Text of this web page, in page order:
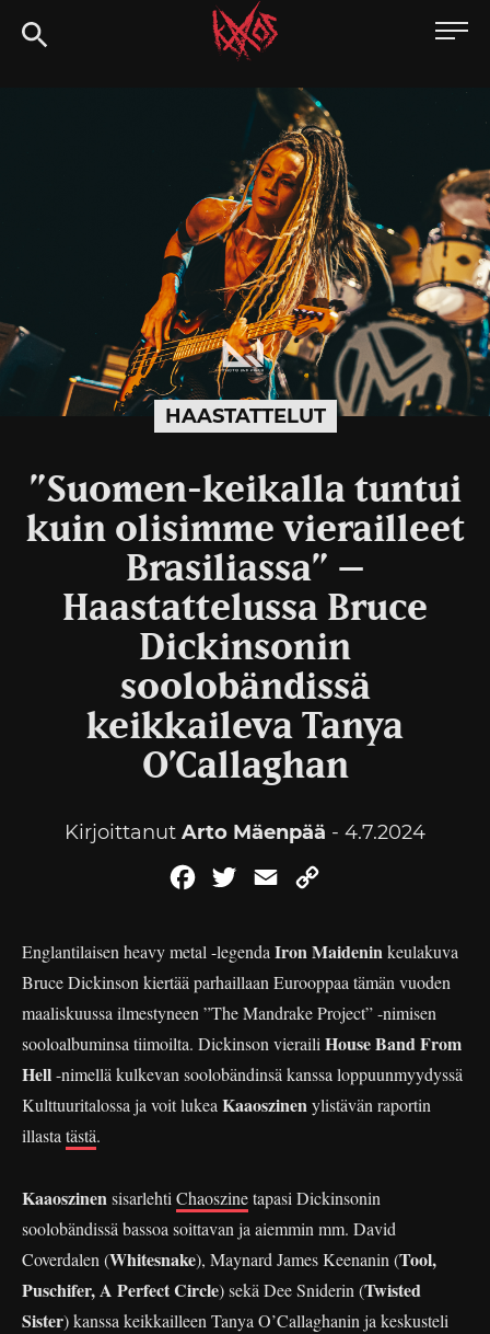
Siirry
suoraan
Kaaoszine
HAASTATTELUT
”Suomen-keikalla tuntui
kuin olisimme vierailleet
Brasiliassa” –
Haastattelussa Bruce
Dickinsonin
soolobändissä
keikkaileva Tanya
O’Callaghan
Kirjoittanut Arto Mäenpää - 4.7.2024
FacebookTwitterEmail
Englantilaisen heavy metal -legenda Iron Maideninkeulakuva
Bruce Dickinson kiertää parhaillaan Eurooppaa tämän vuoden
maaliskuussa ilmestyneen ”The Mandrake Project” -nimisen
sooloalbuminsa tiimoilta. Dickinson vieraili House Band From
Hell-nimellä kulkevan soolobändinsä kanssa loppuunmyydyssä
Kulttuuritalossa ja voit lukea Kaaoszinenylistävän raportin
illasta tästä.
Kaaoszinensisarlehti Chaoszinetapasi Dickinsonin
soolobändissä bassoa soittavan ja aiemmin mm. David
Coverdalen (Whitesnake), Maynard James Keenanin (Tool,
Puschifer, A Perfect Circle) sekä Dee Sniderin (Twisted
Sister) kanssa keikkailleen Tanya O’Callaghanin ja keskusteli